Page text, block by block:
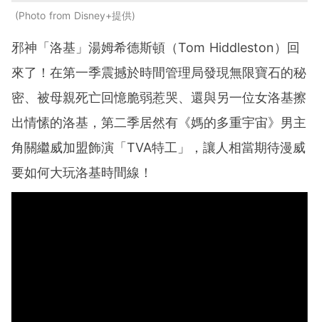
Photo from Disney+提供
邪神「洛基」湯姆希德斯頓（Tom Hiddleston）回
來了！在第一季震撼於時間管理局發現無限寶石的秘
密、被母親死亡回憶脆弱惹哭、還與另一位女洛基擦
出情愫的洛基，第二季居然有《媽的多重宇宙》男主
角關繼威加盟飾演「TVA特工」，讓人相當期待漫威
要如何大玩洛基時間線！